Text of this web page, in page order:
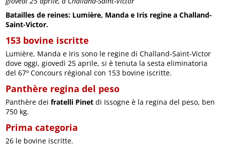
Batailles de reines: Lumière, Manda e Iris regine a Challand-
Saint-Victor.
153 bovine iscritte
Lumière, Manda e Iris sono le regine di Challand-Saint-Victor
dove oggi, giovedì 25 aprile, si è tenuta la sesta eliminatoria
del 67º Concours régional con 153 bovine iscritte.
Panthère regina del peso
Panthère deifratelli Pinet di Issogne è la regina del peso, ben
750 kg.
Prima categoria
26 le bovine iscritte.